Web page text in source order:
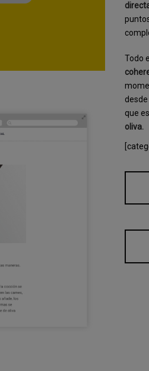
Todo
que
oliva.